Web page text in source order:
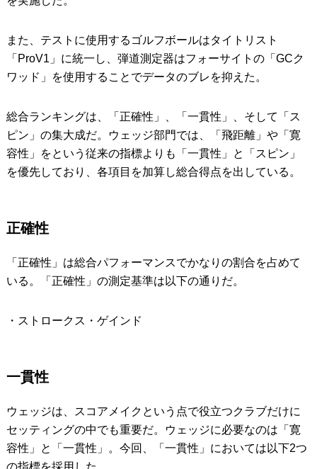
また、テストに使用するゴルフボールはタイトリスト
「ProV1」に統一し、弾道測定器はフォーサイトの「GCク
ワッド」を使用することでデータのブレを抑えた。
総合ランキングは、「正確性」、「一貫性」、そして「ス
ピン」の集大成だ。ウェッジ部門では、「飛距離」や「寛
容性」をという従来の指標よりも「一貫性」と「スピン」
を優先しており、各項目を加算し総合得点を出している。
正確性
「正確性」は総合パフォーマンスでかなりの割合を占めて
いる。「正確性」の測定基準は以下の通りだ。
・ストロークス・ゲインド
一貫性
ウェッジは、スコアメイクという点で役立つクラブだけに
セッティングの中でも重要だ。ウェッジに必要なのは「寛
容性」と「一貫性」。今回、「一貫性」においては以下2つ
の指標を採用した。